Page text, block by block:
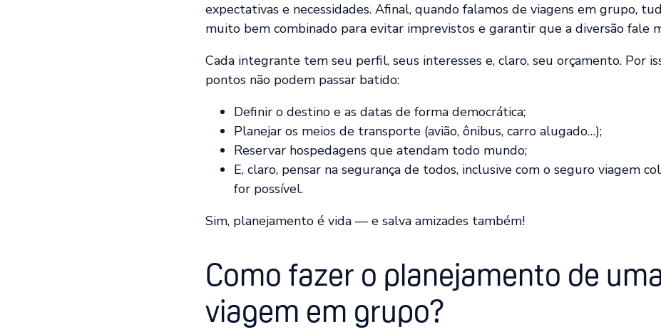
expectativas e necessidades. Afinal, quando falamos de viagens em grupo,
muito bem combinado para evitar imprevistos e garantir que a diversão fale
Cada integrante tem seu perfil, seus interesses e, claro, seu orçamento. Por
pontos não podem passar batido:
Definir o destino e as datas de forma democrática;
Planejar os meios de transporte (avião, ônibus, carro alugado…);
Reservar hospedagens que atendam todo mundo;
E, claro, pensar na segurança de todos, inclusive com o seguro viagem
for possível.
Sim, planejamento é vida — e salva amizades também!
Como fazer o planejamento de
viagem em grupo?